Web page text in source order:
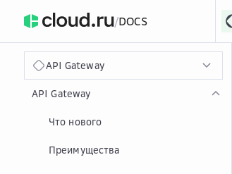
/DOCS
API Gateway
API Gateway
Что нового
Преимущества